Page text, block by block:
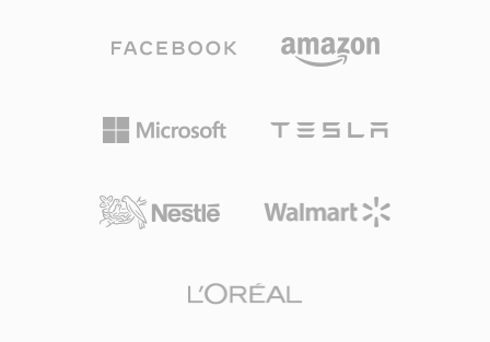
داخل ملفات M4V الخالية من DRM يمكن معالجتها
بأي أداة تحرير أو تحويل حديثة تقريباً دون الحاجة إلى
الضوئية. يساعد هيكل الحزمة الموسع هذا في الحفاظ
الملازمة للوسائط القرصية. تدعم M2TS ترميزات
الفيديو الرئيسية لـ Blu-ray بما في ذلك H.264/AVC
TrueHD وDTS-HD Master Audio وLPCM للصوت
يجعلها شائعة في كل من تشغيل الأقراص الاستهلاكية